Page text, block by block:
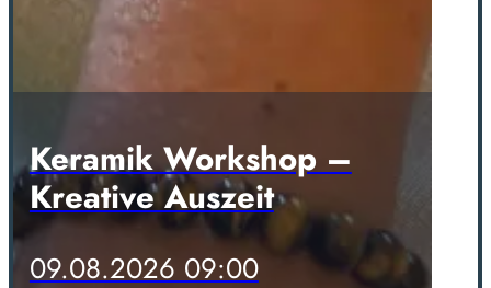
Keramik Workshop –
Kreative Auszeit
09.08.2026 09:00